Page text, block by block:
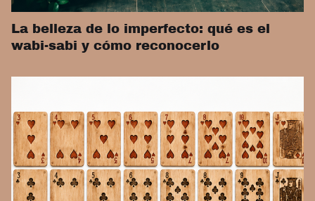
La belleza de lo imperfecto: qué es el
wabi-sabi y cómo reconocerlo